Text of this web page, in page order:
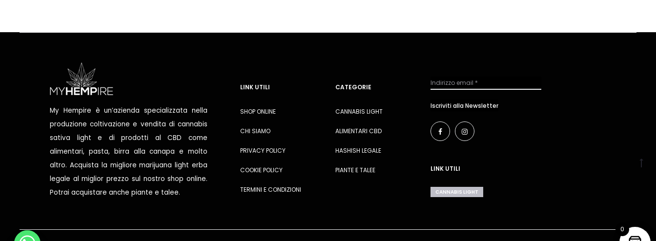
My Hempire è un’azienda specializzata nella
produzione coltivazione e vendita di cannabis
sativa light e di prodotti al CBD come
alimentari, pasta, birra alla canapa e molto
altro. Acquista la migliore marijuana light erba
legale al miglior prezzo sul nostro shop online.
Potrai acquistare anche piante e talee.
LINK UTILI
SHOP ONLINE
CHI SIAMO
PRIVACY POLICY
COOKIE POLICY
TERMINI E CONDIZIONI
CATEGORIE
CANNABIS LIGHT
ALIMENTARI CBD
HASHISH LEGALE
PIANTE E TALEE LINK UTILI
CANNABIS LIGHT
0